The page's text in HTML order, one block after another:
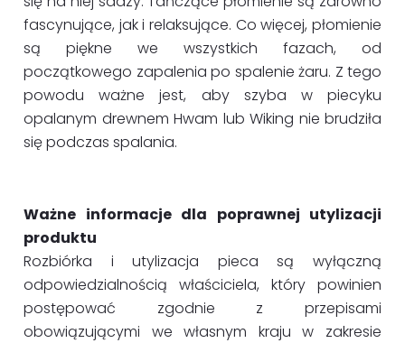
fascynujące, jak i relaksujące. Co więcej, płomienie
są piękne we wszystkich fazach, od
początkowego zapalenia po spalenie żaru. Z tego
powodu ważne jest, aby szyba w piecyku
opalanym drewnem Hwam lub Wiking nie brudziła
się podczas spalania.
Ważne informacje dla poprawnej utylizacji
produktu
Rozbiórka i utylizacja pieca są wyłączną
odpowiedzialnością właściciela, który powinien
postępować zgodnie z przepisami
obowiązującymi we własnym kraju w zakresie